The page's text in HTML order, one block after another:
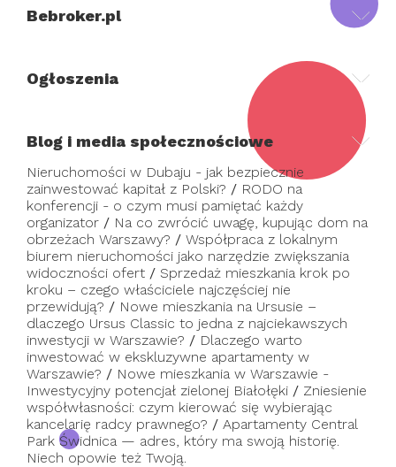
Bebroker.pl
Ogłoszenia
Blog i media społecznościowe
Nieruchomości w Dubaju - jak bezpiecznie
zainwestować kapitał z Polski? / RODO na
konferencji - o czym musi pamiętać każdy
organizator / Na co zwrócić uwagę, kupując dom na
obrzeżach Warszawy? / Współpraca z lokalnym
biurem nieruchomości jako narzędzie zwiększania
widoczności ofert / Sprzedaż mieszkania krok po
kroku – czego właściciele najczęściej nie
przewidują? / Nowe mieszkania na Ursusie –
dlaczego Ursus Classic to jedna z najciekawszych
inwestycji w Warszawie? / Dlaczego warto
inwestować w ekskluzywne apartamenty w
Warszawie? / Nowe mieszkania w Warszawie -
Inwestycyjny potencjał zielonej Białołęki / Zniesienie
współwłasności: czym kierować się wybierając
kancelarię radcy prawnego? / Apartamenty Central
Park Świdnica — adres, który ma swoją historię.
Niech opowie też Twoją.